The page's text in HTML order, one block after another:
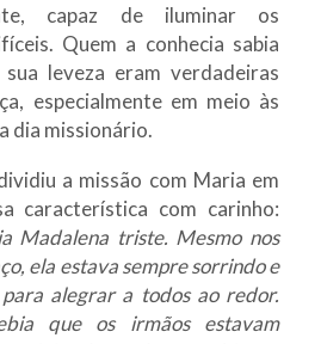
capaz de iluminar os
Quem a conhecia sabia
leveza eram verdadeiras
especialmente em meio às
dia missionário.
a missão com Maria em
característica com carinho:
Madalena triste. Mesmo nos
ela estava sempre sorrindo e
alegrar a todos ao redor.
que os irmãos estavam